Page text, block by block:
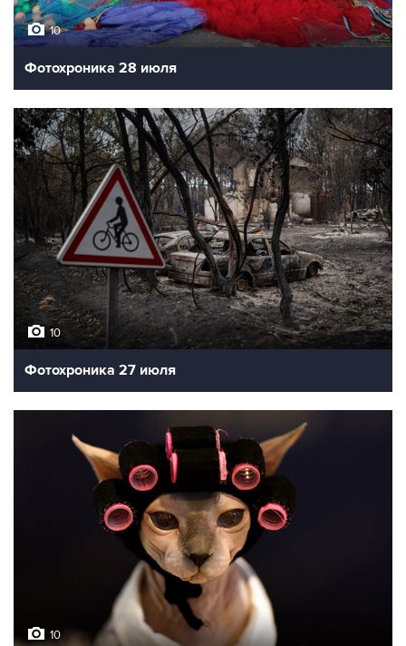
10
Фотохроника 28 июля
10
Фотохроника 27 июля
10